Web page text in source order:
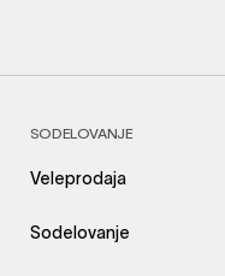
SODELOVANJE
Veleprodaja
Sodelovanje